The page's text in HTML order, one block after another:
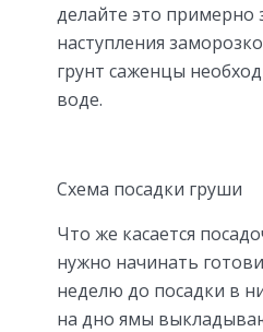
делайте это примерно
наступления
грунт саженцы
воде.
Схема посадки груши
Что же касается
нужно начинать
неделю до посадки в
на дно ямы